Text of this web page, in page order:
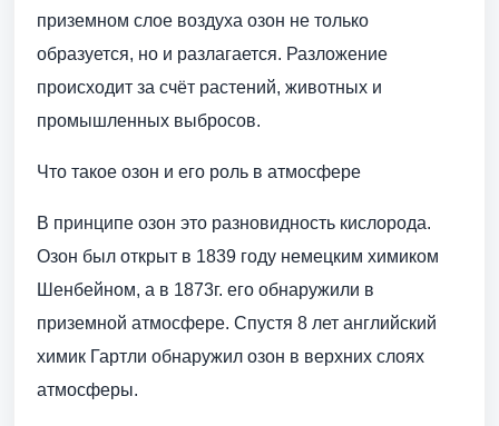
приземном слое воздуха озон не только
образуется, но и разлагается. Разложение
происходит за счёт растений, животных и
промышленных выбросов.
Что такое озон и его роль в атмосфере
В принципе озон это разновидность кислорода.
Озон был открыт в 1839 году немецким химиком
Шенбейном, а в 1873г. его обнаружили в
приземной атмосфере. Спустя 8 лет английский
химик Гартли обнаружил озон в верхних слоях
атмосферы.